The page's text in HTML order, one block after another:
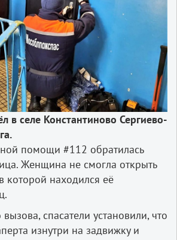
в селе Константиново Сергиево-
помощи #112 обратилась
Женщина не смогла открыть
которой находился её
спасатели установили, что
изнутри на задвижку и